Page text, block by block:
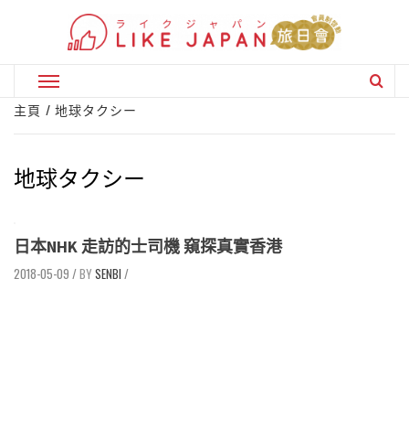
Primary
Menu
主頁 地球タクシー
地球タクシー
日本NHK 走訪的士司機 窺探真實香港
2018-05-09 / SENBI /